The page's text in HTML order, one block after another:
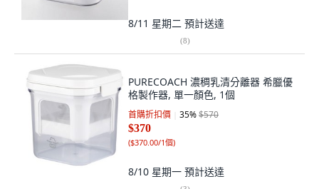
8/11 星期二 預計送達
(8)
PURECOACH 濃稠乳清分離器 希臘優
格製作器, 單一顏色, 1個
首購折扣價 35%$570
$370
($370.00/1個)
8/10 星期一 預計送達